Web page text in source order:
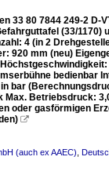
33 80 7844 249-2 D-
(33/
4 (in 2
920 mm (neu)
bedienbar
bar
Betriebsdruck:
oder gasförmigen

(auch ex AAEC)